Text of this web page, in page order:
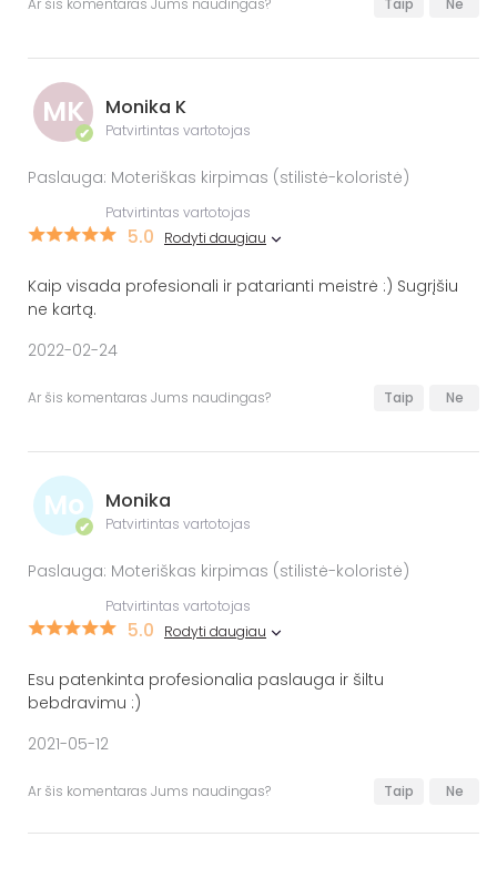
MK
✔
Monika K
Patvirtintas vartotojas
Paslauga: Moteriškas kirpimas (stilistė-koloristė)
Patvirtintas vartotojas
5.0 Rodyti daugiau
Kaip visada profesionali ir patarianti meistrė :) Sugrįšiu
ne kartą.
2022-02-24
Ar šis komentaras Jums naudingas? Taip Ne
Mo
✔
Monika
Patvirtintas vartotojas
Paslauga: Moteriškas kirpimas (stilistė-koloristė)
Patvirtintas vartotojas
5.0 Rodyti daugiau
Esu patenkinta profesionalia paslauga ir šiltu
bebdravimu :)
2021-05-12
Ar šis komentaras Jums naudingas? Taip Ne